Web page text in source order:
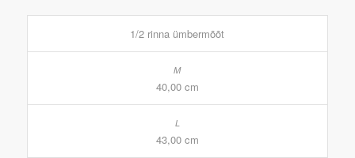
1/2 rinna ümbermõõt
40,00 cm
43,00 cm